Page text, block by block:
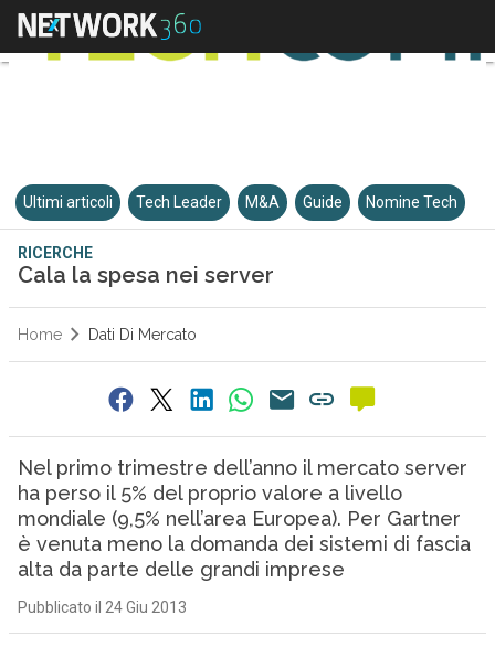
Ultimi articoli Tech Leader M&A Guide Nomine Tech
RICERCHE
Cala la spesa nei server
Home Dati Di Mercato
Nel primo trimestre dell’anno il mercato server
ha perso il 5% del proprio valore a livello
mondiale (9,5% nell’area Europea). Per Gartner
è venuta meno la domanda dei sistemi di fascia
alta da parte delle grandi imprese
Pubblicato il 24 Giu 2013